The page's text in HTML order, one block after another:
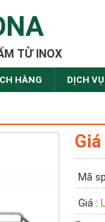
TỪ INOX
HÀNG DỊCH VỤ
Mã
Giá :